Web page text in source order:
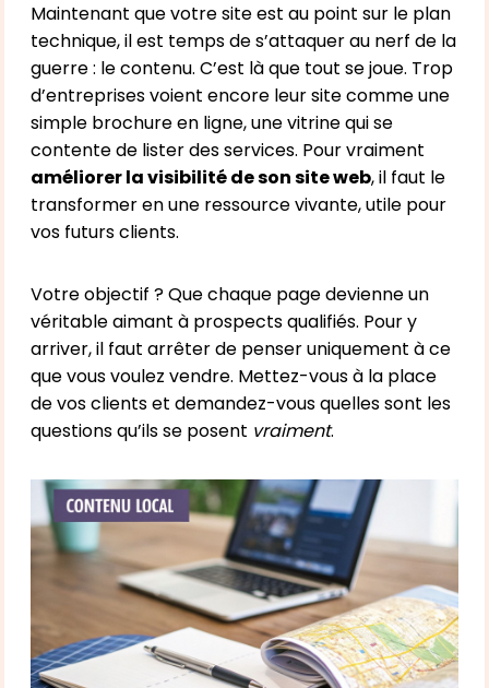
Maintenant que votre site est au point sur le plan
technique, il est temps de s’attaquer au nerf de la
guerre : le contenu. C’est là que tout se joue. Trop
d’entreprises voient encore leur site comme une
simple brochure en ligne, une vitrine qui se
contente de lister des services. Pour vraiment
améliorer la visibilité de son site web, il faut le
transformer en une ressource vivante, utile pour
vos futurs clients.
Votre objectif ? Que chaque page devienne un
véritable aimant à prospects qualifiés. Pour y
arriver, il faut arrêter de penser uniquement à ce
que vous voulez vendre. Mettez-vous à la place
de vos clients et demandez-vous quelles sont les
questions qu’ils se posent vraiment.